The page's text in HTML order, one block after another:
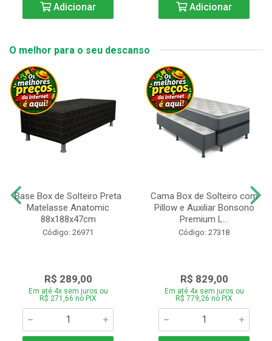
Adicionar Adicionar
O melhor para o seu descanso
Base Box de Solteiro Preta
Matelasse Anatomic
88x188x47cm
Código: 26971
R$ 289,00
Em até 4x sem juros ou
R$ 271,66 no PIX
Cama Box de Solteiro com
Pillow e Auxiliar Bonsono
Premium L...
Código: 27318
R$ 829,00
Em até 4x sem juros ou
R$ 779,26 no PIX